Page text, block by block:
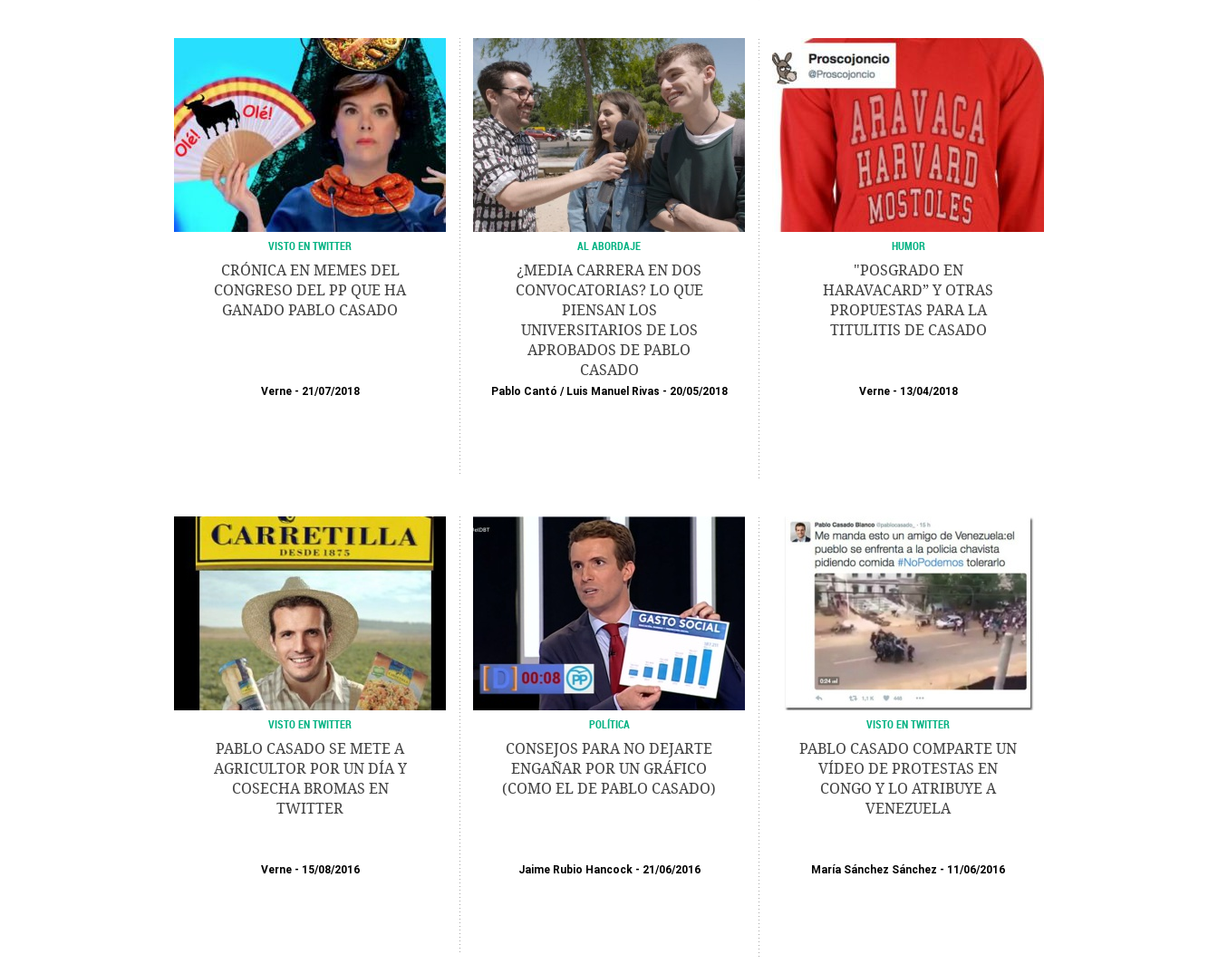
VISTO EN TWITTER
CRÓNICA EN MEMES DEL
CONGRESO DEL PP QUE HA
GANADO PABLO CASADO
Verne 21/07/2018
AL ABORDAJE
¿MEDIA CARRERA EN DOS
CONVOCATORIAS? LO QUE
PIENSAN LOS
UNIVERSITARIOS DE LOS
APROBADOS DE PABLO
CASADO
Pablo Cantó / Luis Manuel Rivas 20/05/2018
HUMOR
"POSGRADO EN
HARAVACARD” Y OTRAS
PROPUESTAS PARA LA
TITULITIS DE CASADO
Verne 13/04/2018
VISTO EN TWITTER
PABLO CASADO SE METE A
AGRICULTOR POR UN DÍA Y
COSECHA BROMAS EN
TWITTER
Verne 15/08/2016
POLÍTICA
CONSEJOS PARA NO DEJARTE
ENGAÑAR POR UN GRÁFICO
(COMO EL DE PABLO CASADO)
Jaime Rubio Hancock 21/06/2016
VISTO EN TWITTER
PABLO CASADO COMPARTE UN
VÍDEO DE PROTESTAS EN
CONGO Y LO ATRIBUYE A
VENEZUELA
María Sánchez Sánchez 11/06/2016